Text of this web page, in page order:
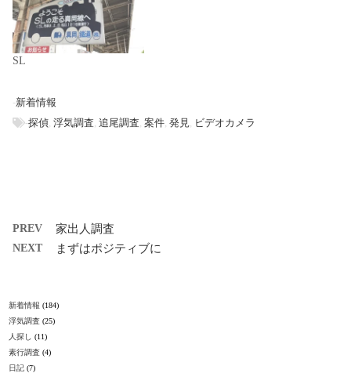
SL
-新着情報
-探偵 ,浮気調査 ,追尾調査 ,案件 ,発見 ビデオカメラ
PREV 家出人調査
NEXT まずはポジティブに
新着情報 (184)
浮気調査 (25)
人探し
(11)
素行調査 (4)
日記 (7)